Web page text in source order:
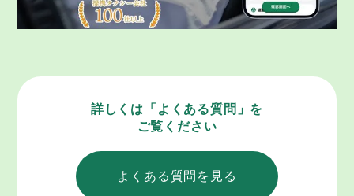
詳しくは「よくある質問」を
ご覧ください
よくある質問を見る